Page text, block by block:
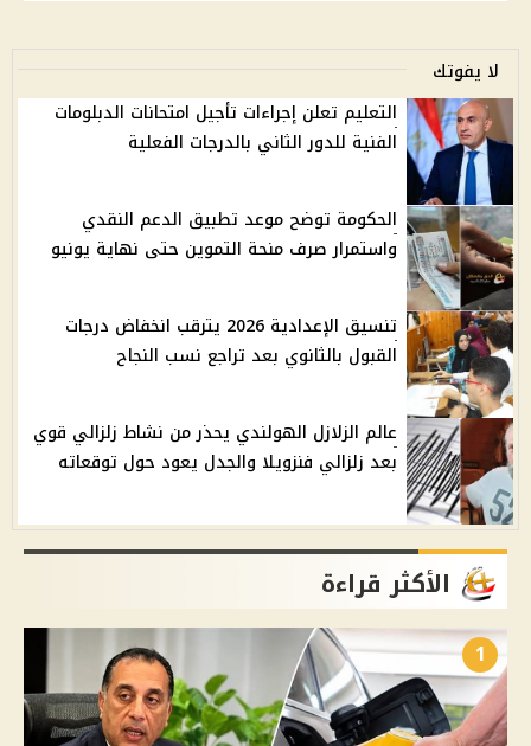
لا يفوتك
التعليم تعلن إجراءات تأجيل امتحانات الدبلومات
الفنية للدور الثاني بالدرجات الفعلية
الحكومة توضح موعد تطبيق الدعم النقدي
واستمرار صرف منحة التموين حتى نهاية يونيو
تنسيق الإعدادية 2026 يترقب انخفاض درجات
القبول بالثانوي بعد تراجع نسب النجاح
عالم الزلازل الهولندي يحذر من نشاط زلزالي قوي
بعد زلزالي فنزويلا والجدل يعود حول توقعاته
الأكثر قراءة
1